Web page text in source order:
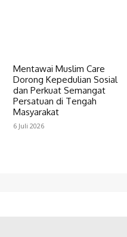
Mentawai Muslim Care
Dorong Kepedulian Sosial
dan Perkuat Semangat
Persatuan di Tengah
Masyarakat
6 Juli 2026